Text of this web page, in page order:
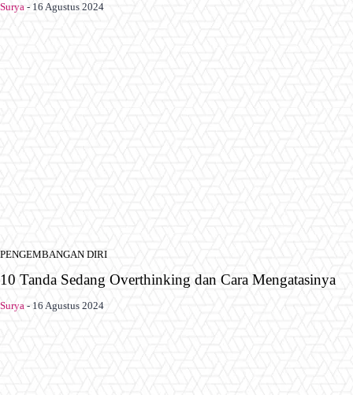
Surya - 16 Agustus 2024
PENGEMBANGAN DIRI
10 Tanda Sedang Overthinking dan Cara Mengatasinya
Surya - 16 Agustus 2024